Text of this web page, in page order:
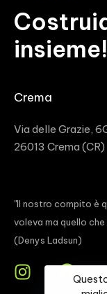
insieme!
Crema
Via delle Grazie,
26013 Crema (CR)
"Il nostro compito è
voleva ma quello
(Denys Ladsun)